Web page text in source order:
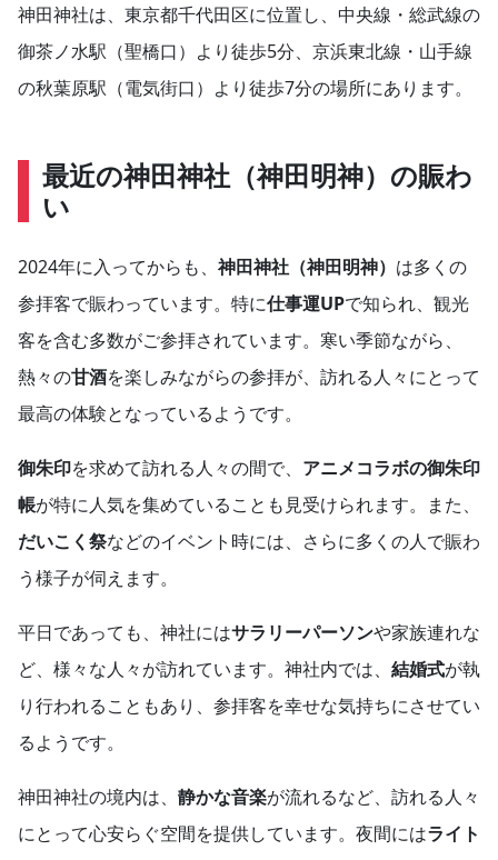
神田神社は、東京都千代田区に位置し、中央線・総武線の
御茶ノ水駅（聖橋口）より徒歩5分、京浜東北線・山手線
の秋葉原駅（電気街口）より徒歩7分の場所にあります。
最近の神田神社（神田明神）の賑わ
い
2024年に入ってからも、 神田神社（神田明神） は多くの
参拝客で賑わっています。特に仕事運UPで知られ、観光
客を含む多数がご参拝されています。寒い季節ながら、
熱々の甘酒を楽しみながらの参拝が、訪れる人々にとって
最高の体験となっているようです。
御朱印を求めて訪れる人々の間で、 アニメコラボの御朱印
帳が特に人気を集めていることも見受けられます。また、
だいこく祭などのイベント時には、さらに多くの人で賑わ
う様子が伺えます。
平日であっても、神社にはサラリーパーソンや家族連れな
ど、様々な人々が訪れています。神社内では、 結婚式が執
り行われることもあり、参拝客を幸せな気持ちにさせてい
るようです。
神田神社の境内は、 静かな音楽が流れるなど、訪れる人々
にとって心安らぐ空間を提供しています。夜間にはライト